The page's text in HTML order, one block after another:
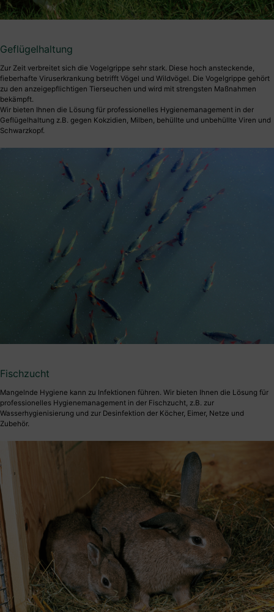
Geflügelhaltung
Zur Zeit verbreitet sich die Vogelgrippe sehr stark. Diese hoch ansteckende,
fieberhafte Viruserkrankung betrifft Vögel und Wildvögel. Die Vogelgrippe gehört
zu den anzeigepflichtigen Tierseuchen und wird mit strengsten Maßnahmen
bekämpft.
Wir bieten Ihnen die Lösung für professionelles Hygienemanagement in der
Geflügelhaltung z.B. gegen Kokzidien, Milben, behüllte und unbehüllte Viren und
Schwarzkopf.
Fischzucht
Mangelnde Hygiene kann zu Infektionen führen. Wir bieten Ihnen die Lösung für
professionelles Hygienemanagement in der Fischzucht, z.B. zur
Wasserhygienisierung und zur Desinfektion der Köcher, Eimer, Netze und
Zubehör.